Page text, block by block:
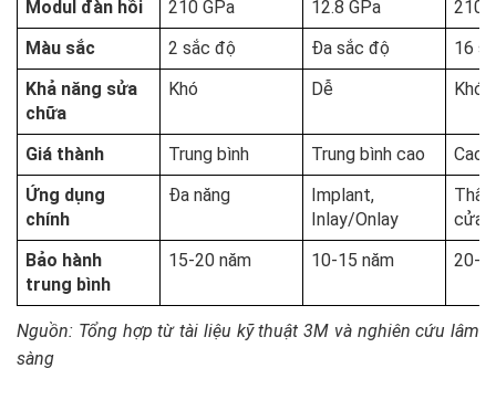
Modul đàn hồi 210 GPa 12.8 GPa
210
Màu sắc
2 sắc độ Đa sắc độ
16
Khả năng sửa
chữa
Khó Dễ Khó
Giá thành Trung bình Trung bình cao
Cao
Ứng dụng
chính
Đa năng
Implant,
Inlay/Onlay
cửa
Bảo hành
trung bình
15-20 năm 10-15 năm 20-
Nguồn: Tổng hợp từ tài liệu kỹ thuật 3M và nghiên cứu lâm
sàng